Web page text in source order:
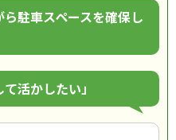
ら駐車スペースを確保し
活かしたい」